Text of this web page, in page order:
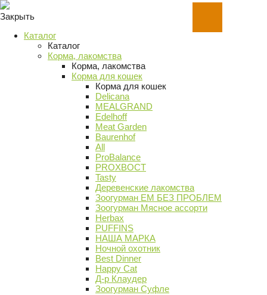
Закрыть
Каталог
Каталог
Корма, лакомства
Корма, лакомства
Корма для кошек
Корма для кошек
Delicana
MEALGRAND
Edelhoff
Meat Garden
Baurenhof
All
ProBalance
PROХВОСТ
Tasty
Деревенские лакомства
Зоогурман ЕМ БЕЗ ПРОБЛЕМ
Зоогурман Мясное ассорти
Herbax
PUFFINS
НАША МАРКА
Ночной охотник
Best Dinner
Happy Cat
Д-р Клаудер
Зоогурман Суфле